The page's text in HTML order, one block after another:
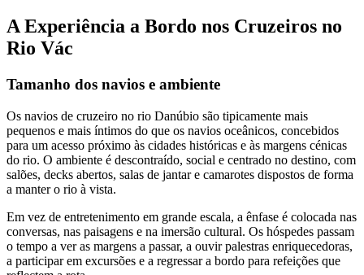
A Experiência a Bordo nos Cruzeiros no
Rio Vác
Tamanho dos navios e ambiente
Os navios de cruzeiro no rio Danúbio são tipicamente mais
pequenos e mais íntimos do que os navios oceânicos, concebidos
para um acesso próximo às cidades históricas e às margens cénicas
do rio. O ambiente é descontraído, social e centrado no destino, com
salões, decks abertos, salas de jantar e camarotes dispostos de forma
a manter o rio à vista.
Em vez de entretenimento em grande escala, a ênfase é colocada nas
conversas, nas paisagens e na imersão cultural. Os hóspedes passam
o tempo a ver as margens a passar, a ouvir palestras enriquecedoras,
a participar em excursões e a regressar a bordo para refeições que